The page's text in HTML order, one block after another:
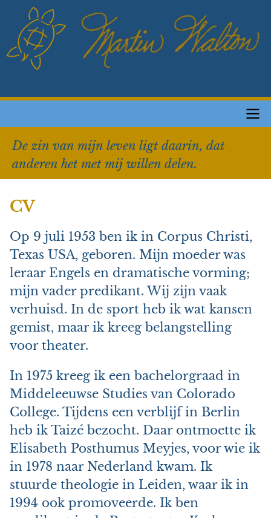
Overslaan
naar
gaan
Main
navigation
De zin van mijn leven ligt daarin, dat
anderen het met mij willen delen.
CV
Op 9 juli 1953 ben ik in Corpus Christi,
Texas USA, geboren. Mijn moeder was
leraar Engels en dramatische vorming;
mijn vader predikant. Wij zijn vaak
verhuisd. In de sport heb ik wat kansen
gemist, maar ik kreeg belangstelling
voor theater.
In 1975 kreeg ik een bachelorgraad in
Middeleeuwse Studies van Colorado
College. Tijdens een verblijf in Berlin
heb ik Taizé bezocht. Daar ontmoette ik
Elisabeth Posthumus Meyjes, voor wie ik
in 1978 naar Nederland kwam. Ik
stuurde theologie in Leiden, waar ik in
1994 ook promoveerde. Ik ben